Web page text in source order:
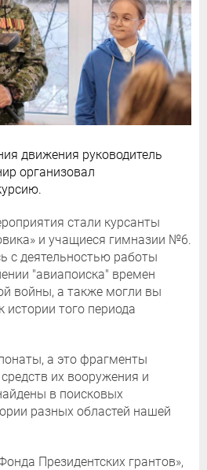
движения руководитель
организовал
стали курсанты
и учащиеся гимназии №6.
с деятельностью работы
"авиапоиска" времен
войны, а также могли вы
того периода
а это фрагменты
их вооружения и
в поисковых
разных областей нашей
Президентских грантов»,